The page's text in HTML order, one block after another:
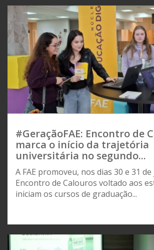
#GeraçãoFAE: Encontro de
marca o início da trajetória
universitária no segundo...
A FAE promoveu, nos dias 30 e 31
Encontro de Calouros voltado aos
iniciam os cursos de graduação...